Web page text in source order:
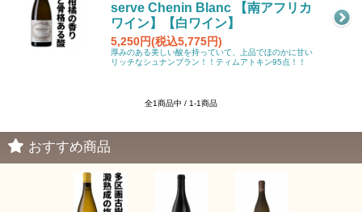
serve Chenin Blanc 【南アフリカ
ワイン】【白ワイン】
5,250円(税込5,775円)
厚みのある美しい酸を持っていて、上品でほのかに甘い
リッチなシュナンブラン！！ティムアトキン95点！！
全1商品中 / 1-1商品
おすすめ商品